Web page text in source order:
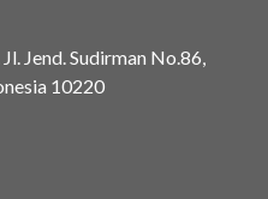
Jend. Sudirman No.86,
10220